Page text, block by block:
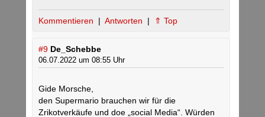
Kommentieren | Antworten | ⇑ Top
#9 De_Schebbe
06.07.2022 um 08:55 Uhr
Gide Morsche,
den Supermario brauchen wir für die
Zrikotverkäufe und doe „social Media“. Würden